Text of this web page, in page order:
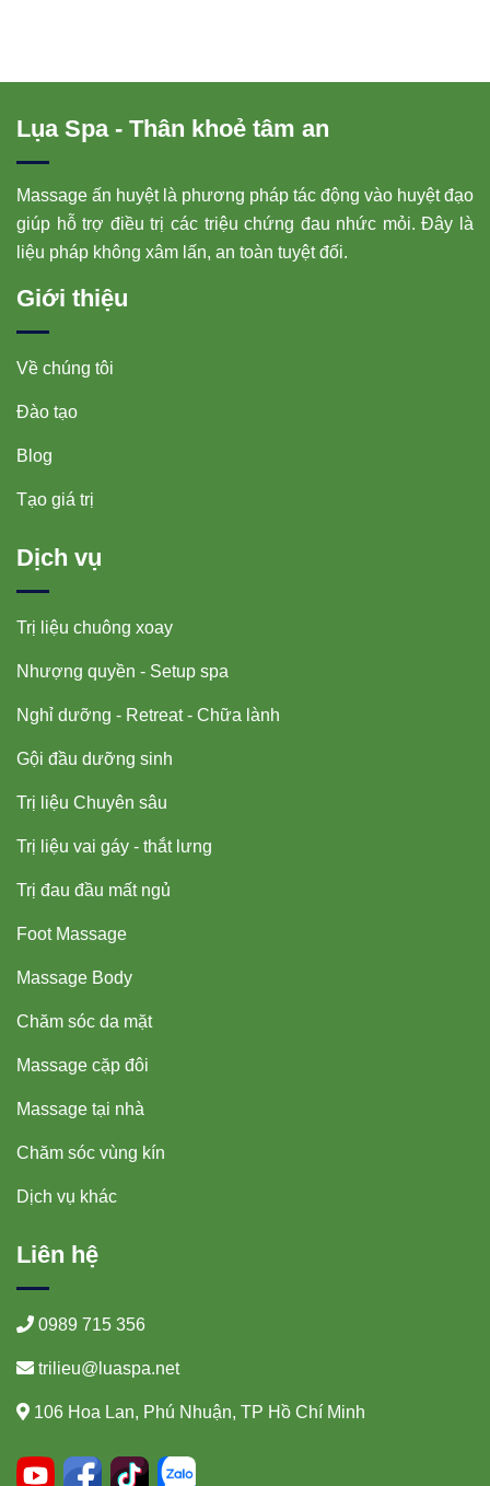
Lụa Spa - Thân khoẻ tâm an
Massage ấn huyệt là phương pháp tác động vào huyệt đạo
giúp hỗ trợ điều trị các triệu chứng đau nhức mỏi. Đây là
liệu pháp không xâm lấn, an toàn tuyệt đối.
Giới thiệu
Về chúng tôi
Đào tạo
Blog
Tạo giá trị
Dịch vụ
Trị liệu chuông xoay
Nhượng quyền - Setup spa
Nghỉ dưỡng - Retreat - Chữa lành
Gội đầu dưỡng sinh
Trị liệu Chuyên sâu
Trị liệu vai gáy - thắt lưng
Trị đau đầu mất ngủ
Foot Massage
Massage Body
Chăm sóc da mặt
Massage cặp đôi
Massage tại nhà
Chăm sóc vùng kín
Dịch vụ khác
Liên hệ
0989 715 356
trilieu@luaspa.net
106 Hoa Lan, Phú Nhuận, TP Hồ Chí Minh